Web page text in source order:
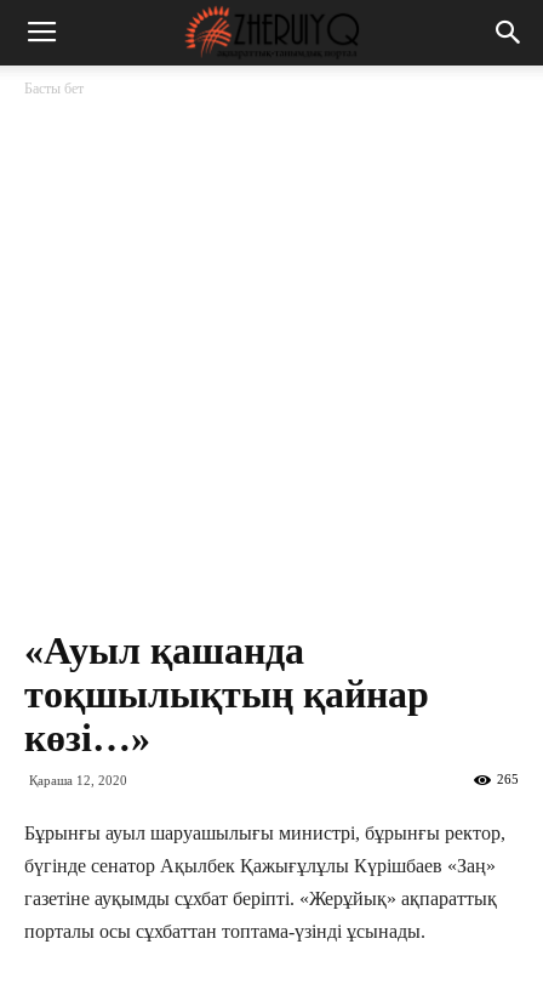
Басты бет
«Ауыл қашанда
тоқшылықтың қайнар
көзі…»
Қараша 12, 2020 265
Бұрынғы ауыл шаруашылығы министрі, бұрынғы ректор,
бүгінде сенатор Ақылбек Қажығұлұлы Күрішбаев «Заң»
газетіне ауқымды сұхбат беріпті. «Жерұйық» ақпараттық
порталы осы сұхбаттан топтама-үзінді ұсынады.